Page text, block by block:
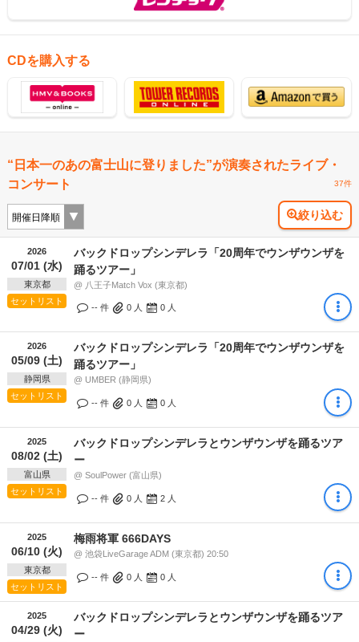
CDを購入する
“日本一のあの富士山に登りました”が演奏されたライブ・
コンサート
37件
絞り込む
2026
07/01 (水)
東京都
セットリスト
バックドロップシンデレラ「20周年でウンザウンザを
踊るツアー」
@ 八王子Match Vox (東京都)
-- 件 0 人 0 人
2026
05/09 (土)
静岡県
セットリスト
バックドロップシンデレラ「20周年でウンザウンザを
踊るツアー」
@ UMBER (静岡県)
-- 件 0 人 0 人
2025
08/02 (土)
富山県
セットリスト
バックドロップシンデレラとウンザウンザを踊るツア
ー
@ SoulPower (富山県)
-- 件 0 人 2 人
2025
06/10 (火)
東京都
セットリスト
梅雨将軍 666DAYS
@ 池袋LiveGarage ADM (東京都) 20:50
-- 件 0 人 0 人
2025
04/29 (火)
バックドロップシンデレラとウンザウンザを踊るツア
ー